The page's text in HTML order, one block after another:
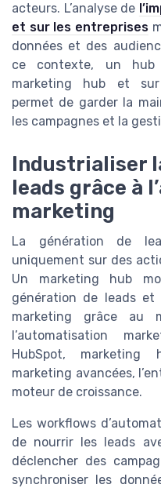
acteurs. L’analyse de
et sur les entreprises
données et des
ce contexte, un hub
marketing hub et sur
permet de garder la
les campagnes et la
Industrialiser
leads grâce à
marketing
La génération de
uniquement sur des
Un marketing hub
génération de leads
marketing grâce au
l’automatisation
HubSpot, marketing
marketing avancées,
moteur de croissance.
Les workflows
de nourrir les leads
déclencher des
synchroniser les